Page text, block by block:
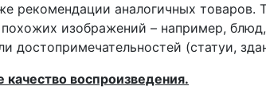
рекомендации аналогичных товаров.
похожих изображений – например,
достопримечательностей (статуи,
качество воспроизведения.